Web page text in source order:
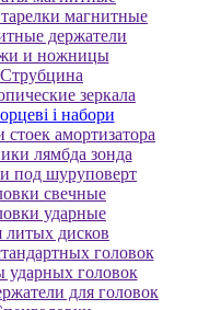
магнитные
держатели
и ножницы
Струбцина
зеркала
і набори
aмopтизaтopa
лямбдa зoндa
пoд шуpупoвepт
свечные
ударные
литых дисков
головок
ударных головок
для головок